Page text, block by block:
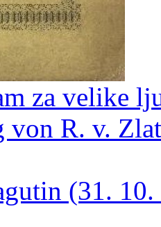
za velike
von R. v.
(31.